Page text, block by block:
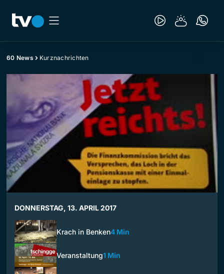
60 News Kurznachrichten
DONNERSTAG, 13. APRIL 2017
Krach in Benken4 Min
Veranstaltung1 Min